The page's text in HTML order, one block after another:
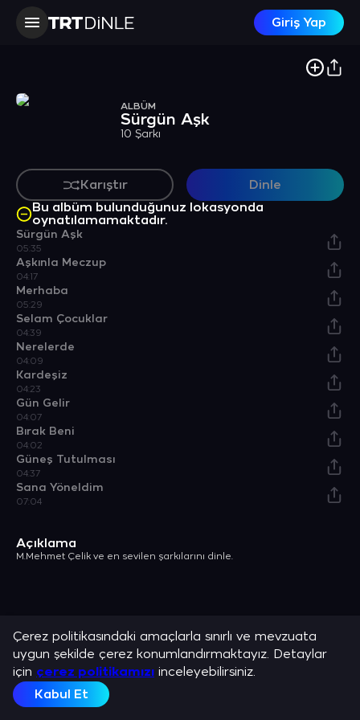
Giriş Yap
ALBÜM
Sürgün Aşk
10 Şarkı
Karıştır
Dinle
Bu albüm bulunduğunuz lokasyonda
oynatılamamaktadır.
Sürgün Aşk
05:35
Aşkınla Meczup
04:17
Merhaba
05:29
Selam Çocuklar
04:39
Nerelerde
04:09
Kardeşiz
04:23
Gün Gelir
04:07
Bırak Beni
04:02
Güneş Tutulması
04:37
Sana Yöneldim
07:04
Açıklama
M.Mehmet Çelik ve en sevilen şarkılarını dinle.
Çerez politikasındaki amaçlarla sınırlı ve mevzuata
uygun şekilde çerez konumlandırmaktayız. Detaylar
için çerez politikamızı inceleyebilirsiniz.
Kabul Et